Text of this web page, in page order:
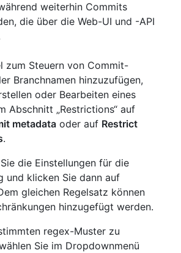
weiterhin Commits
die über die Web-UI und -API
zum Steuern von Commit-
Branchnamen hinzuzufügen,
oder Bearbeiten eines
Abschnitt „Restrictions“ auf
metadata oder auf Restrict
.
die Einstellungen für die
und klicken Sie dann auf
gleichen Regelsatz können
hinzugefügt werden.
regex-Muster zu
Sie im Dropdownmenü